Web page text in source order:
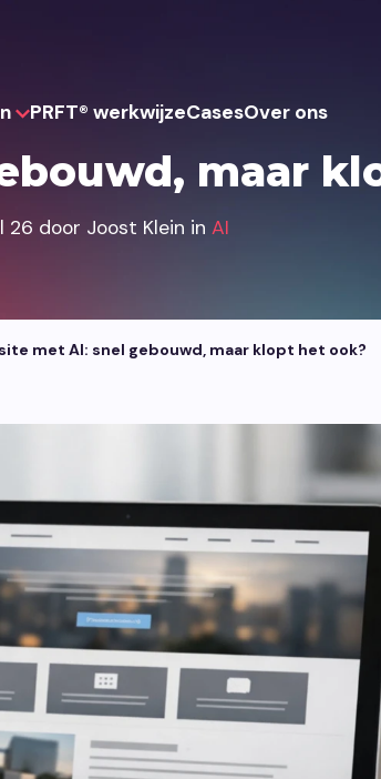
Webshops
automatiseren en
vindbaar maken.
Strategie
Development
die past bij jouw
eind.
PRFT® werkwijzeCasesOver ons
maar
26 door Joost Klein in AI
met AI: snel gebouwd, maar klopt het ook?